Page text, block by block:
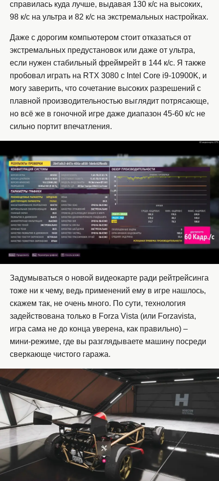
справилась куда лучше, выдавая 130 к/с на высоких,
98 к/с на ультра и 82 к/с на экстремальных настройках.
Даже с дорогим компьютером стоит отказаться от
экстремальных предустановок или даже от ультра,
если нужен стабильный фреймрейт в 144 к/с. Я также
пробовал играть на RTX 3080 с Intel Core i9-10900K, и
могу заверить, что сочетание высоких разрешений с
плавной производительностью выглядит потрясающе,
но всё же в гоночной игре даже диапазон 45-60 к/с не
сильно портит впечатления.
Задумываться о новой видеокарте ради рейтрейсинга
тоже ни к чему, ведь применений ему в игре нашлось,
скажем так, не очень много. По сути, технология
задействована только в Forza Vista (или Forzavista,
игра сама не до конца уверена, как правильно) –
мини-режиме, где вы разглядываете машину посреди
сверкающе чистого гаража.